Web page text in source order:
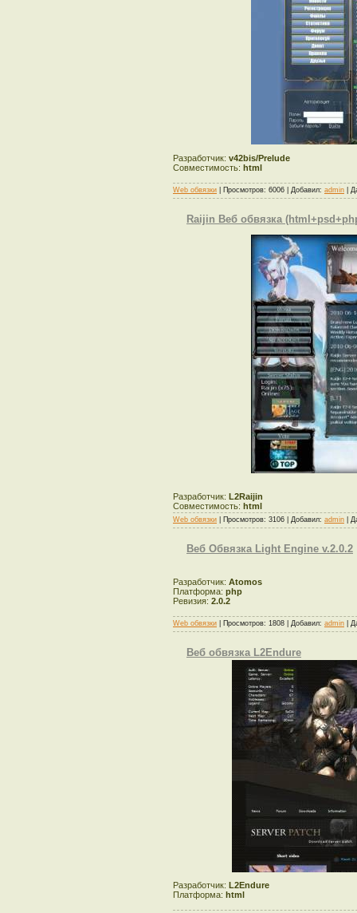
Разработчик: v42bis/Prelude
Совместимость: html
Web обвязки | Просмотров: 6006 | Добавил: admin |
Raijin Веб обвязка
Разработчик: L2Raijin
Совместимость: html
Web обвязки | Просмотров: 3106 | Добавил: admin |
Веб Обвязка Light Engine v.2.0.2
Разработчик: Atomos
Платформа: php
Ревизия: 2.0.2
Web обвязки | Просмотров: 1808 | Добавил: admin |
Веб обвязка L2Endure
Разработчик: L2Endure
Платформа: html